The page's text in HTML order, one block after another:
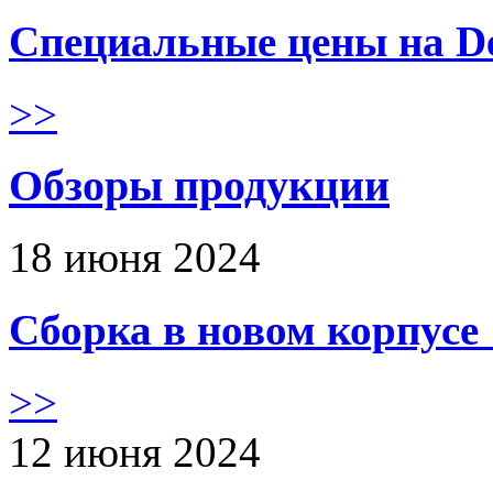
Специальные цены на
>>
Обзоры продукции
18 июня 2024
Сборка в новом
>>
12 июня 2024